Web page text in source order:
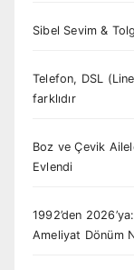
Sibel Sevim &
Telefon, DSL
farklıdır
Boz ve Çevik
Evlendi
1992’den
Ameliyat Dönüm